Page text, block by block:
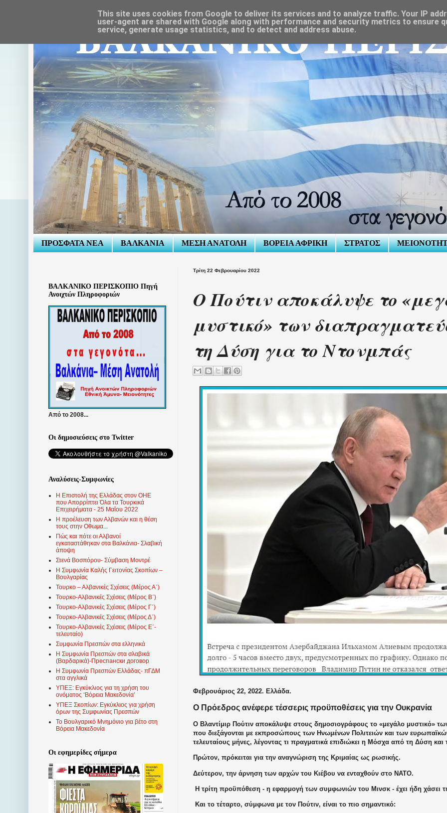
ΠΡΟΣΦΑΤΑ ΝΕΑ ΒΑΛΚΑΝΙΑ ΜΕΣΗ ΑΝΑΤΟΛΗ ΒΟΡΕΙΑ ΑΦΡΙΚΗ ΣΤΡΑΤΟΣ
Τρίτη 22 Φεβρουαρίου 2022
Ο Πούτιν αποκάλυψε το
μυστικό» των
τη Δύση για το Ντονμπάς
Φεβρουάριος 22, 2022. Ελλάδα.
Ο Πρόεδρος ανέφερε τέσσερις προϋποθέσεις για την Ουκρανία
Ο Βλαντίμιρ Πούτιν αποκάλυψε στους δημοσιογράφους το «μεγάλο μυστικό»
που διεξάγονται με εκπροσώπους των Ηνωμένων Πολιτειών και των
τελευταίους μήνες, λέγοντας τι πραγματικά επιδιώκει η Μόσχα από τη Δύση και
Πρώτον, πρόκειται για την αναγνώριση της Κριμαίας ως ρωσικής.
Δεύτερον, την άρνηση των αρχών του Κιέβου να ενταχθούν στο ΝΑΤΟ.
Η τρίτη προϋπόθεση - η εφαρμογή των συμφωνιών του Μινσκ - έχει ήδη χάσει
Και το τέταρτο, σύμφωνα με τον Πούτιν, είναι το πιο σημαντικό:
ΒΑΛΚΑΝΙΚΟ ΠΕΡΙΣΚΟΠΙΟ Πηγή
Ανοιχτών Πληροφοριών
Από το 2008...
Οι δημοσιεύσεις στο Twitter
Αναλύσεις-Συμφωνίες
Η Επιστολή της Ελλάδας στον ΟΗΕ
που Απορρίπτει Όλα τα Τουρκικά
Επιχειρήματα - 25 Μαΐου 2022
Η προέλευση των Αλβανών και η θέση
τους στην Οθωμα...
Πώς και πότε οι Αλβανοί
εγκαταστάθηκαν στα Βαλκάνια- Σλαβική
άποψη
Στενά Βοσπόρου- Σύμβαση Μοντρέ
Η Συμφωνία Καλής Γειτονίας Σκοπίων –
Βουλγαρίας
Τουρκο – Αλβανικές Σχέσεις (Mέρος Α΄)
Τουρκο-Αλβανικές Σχέσεις (Μέρος Β΄)
Τουρκο-Αλβανικές Σχέσεις (Μέρος Γ΄)
Τουρκο-Αλβανικές Σχέσεις (Μέρος Δ΄)
Τουρκο-Αλβανικές Σχέσεις (Μέρος Ε΄-
τελευταίο)
Συμφωνία Πρεσπών στα ελληνικά
Η Συμφωνία Πρεσπών στα σλαβικά
(Βαρδαρικά)-Преспански договор
Η Συμφωνία Πρεσπών Ελλάδας- πΓΔΜ
στα αγγλικά
ΥΠΕΞ: Εγκύκλιος για τη χρήση του
ονόματος ‘Βόρεια Μακεδονία’
ΥΠΕΞ Σκοπίων: Εγκύκλιος για χρήση
όρων της Συμφωνίας Πρεσπών
Το Βουλγαρικό Μνημόνιο για βέτο στη
Βόρεια Μακεδονία
Οι εφημερίδες σήμερα
This site uses cookies from Google to deliver its services and to analyze traffic. Your IP
user-agent are shared with Google along with performance and security metrics to ensure
service, generate usage statistics, and to detect and address abuse.